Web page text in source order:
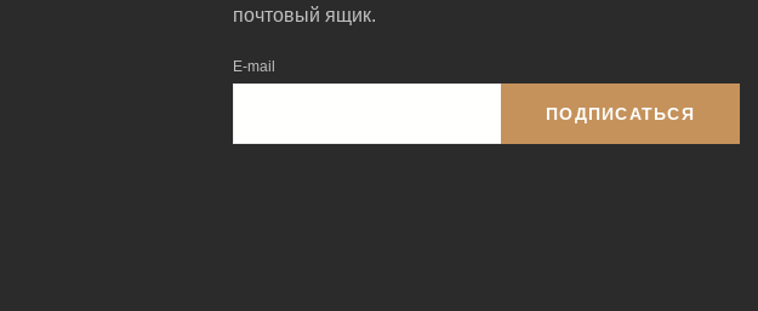
почтовый ящик.
E-mail
ПОДПИСАТЬСЯ